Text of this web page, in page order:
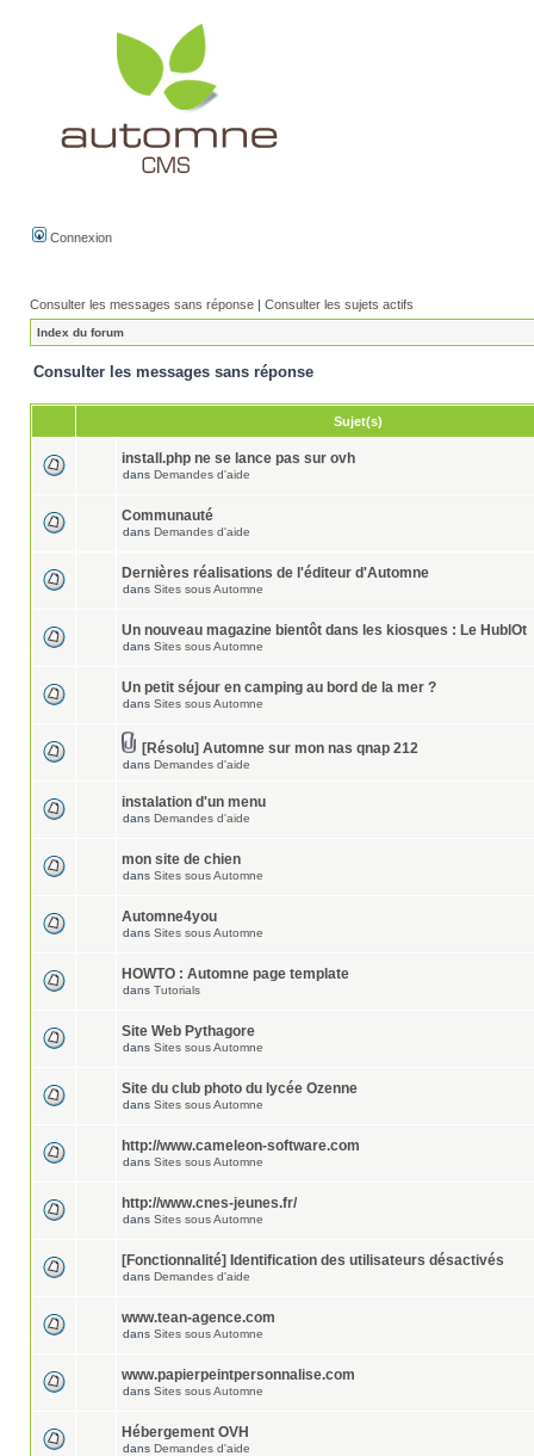
Connexion
Consulter les messages sans réponse | Consulter les sujets actifs
Index du forum
Consulter les messages sans réponse
Sujet(s)
install.php ne se lance pas sur ovh
dans Demandes d'aide
Communauté
dans Demandes d'aide
Dernières réalisations de l'éditeur d'Automne
dans Sites sous Automne
Un nouveau magazine bientôt dans les kiosques : Le HublOt
dans Sites sous Automne
Un petit séjour en camping au bord de la mer ?
dans Sites sous Automne
[Résolu] Automne sur mon nas qnap 212
dans Demandes d'aide
instalation d'un menu
dans Demandes d'aide
mon site de chien
dans Sites sous Automne
Automne4you
dans Sites sous Automne
HOWTO : Automne page template
dans Tutorials
Site Web Pythagore
dans Sites sous Automne
Site du club photo du lycée Ozenne
dans Sites sous Automne
http://www.cameleon-software.com
dans Sites sous Automne
http://www.cnes-jeunes.fr/
dans Sites sous Automne
[Fonctionnalité] Identification des utilisateurs désactivés
dans Demandes d'aide
www.tean-agence.com
dans Sites sous Automne
www.papierpeintpersonnalise.com
dans Sites sous Automne
Hébergement OVH
dans Demandes d'aide